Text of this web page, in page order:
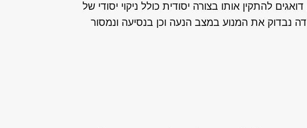
להתקין אותו בצורה יסודית כולל ניקוי יסודי של
נבדוק את המנוע במצב הנעה וכן בנסיעה ונמסור